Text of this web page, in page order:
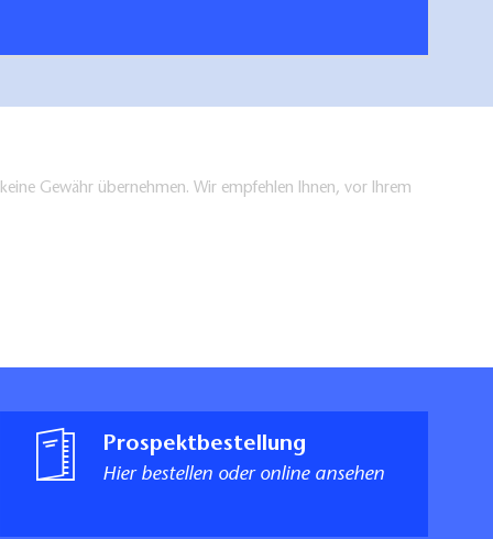
Gewähr übernehmen. Wir empfehlen Ihnen, vor Ihrem
Prospektbestellung
Hier bestellen oder online ansehen